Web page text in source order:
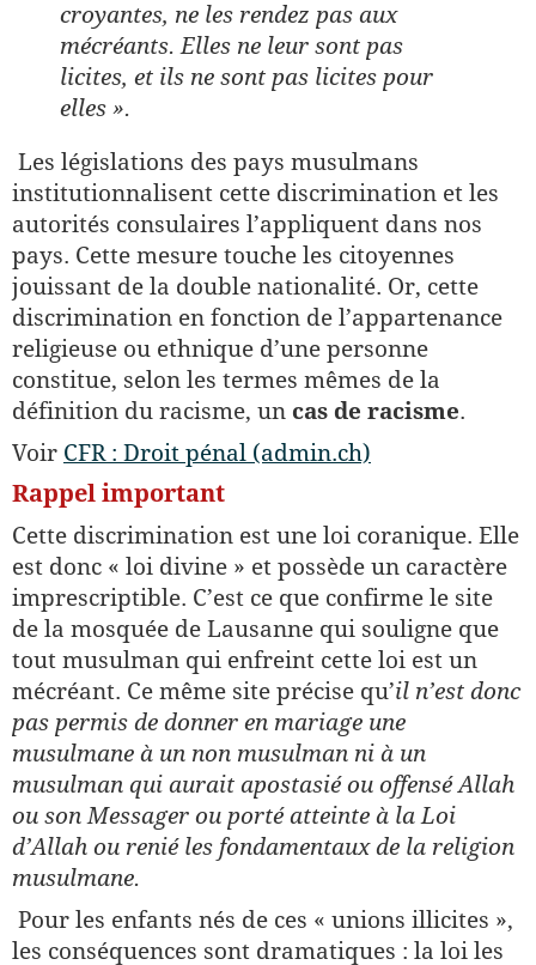
croyantes, ne les rendez pas aux
mécréants. Elles ne leur sont pas
licites, et ils ne sont pas licites pour
elles ».
Les législations des pays musulmans
institutionnalisent cette discrimination et les
autorités consulaires l’appliquent dans nos
pays. Cette mesure touche les citoyennes
jouissant de la double nationalité. Or, cette
discrimination en fonction de l’appartenance
religieuse ou ethnique d’une personne
constitue, selon les termes mêmes de la
définition du racisme, un cas de racisme.
Voir CFR : Droit pénal (admin.ch)
Rappel important
Cette discrimination est une loi coranique. Elle
est donc « loi divine » et possède un caractère
imprescriptible. C’est ce que confirme le site
de la mosquée de Lausanne qui souligne que
tout musulman qui enfreint cette loi est un
mécréant. Ce même site précise qu’il n’est donc
pas permis de donner en mariage une
musulmane à un non musulman ni à un
musulman qui aurait apostasié ou offensé Allah
ou son Messager ou porté atteinte à la Loi
d’Allah ou renié les fondamentaux de la religion
musulmane.
Pour les enfants nés de ces « unions illicites »,
les conséquences sont dramatiques : la loi les